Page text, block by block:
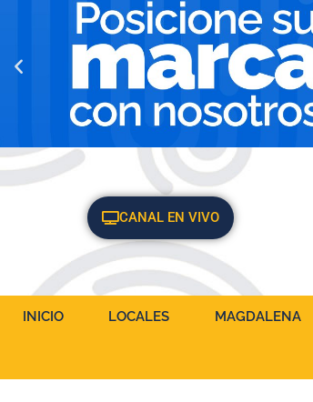
CANAL EN VIVO
INICIO LOCALES MAGDALENA